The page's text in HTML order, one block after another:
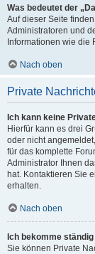
Was bedeutet der
Auf dieser Seite
Administratoren und
Informationen wie die
Nach oben
Private
Ich kann keine
Hierfür kann es drei
oder nicht
für das komplette
Administrator Ihnen
hat. Kontaktieren Sie
erhalten.
Nach oben
Ich bekomme
Sie können Private